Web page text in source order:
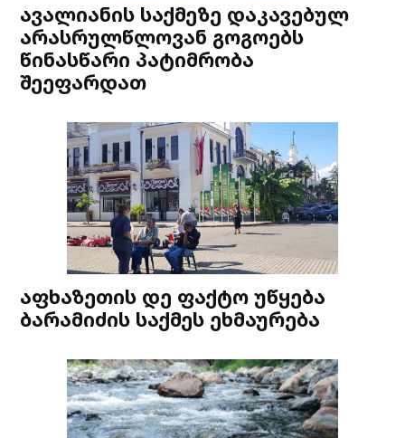
ავალიანის საქმეზე დაკავებულ
არასრულწლოვან გოგოებს
წინასწარი პატიმრობა
შეეფარდათ
აფხაზეთის დე ფაქტო უწყება
ბარამიძის საქმეს ეხმაურება